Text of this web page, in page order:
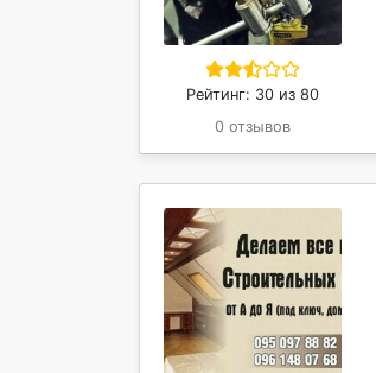
Рейтинг: 30 из 80
0 отзывов